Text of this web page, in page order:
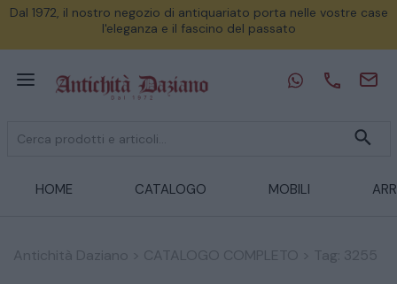
Dal 1972, il nostro negozio di antiquariato porta nelle vostre case
l'eleganza e il fascino del passato
HOME CATALOGO MOBILI
Antichità Daziano CATALOGO COMPLETO Tag: 3255